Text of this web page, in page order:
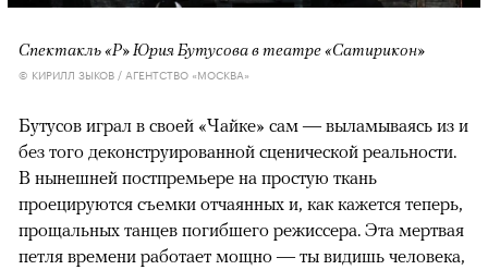
Спектакль «Р» Юрия Бутусова в театре «Сатирикон»
© КИРИЛЛ ЗЫКОВ / АГЕНТСТВО «МОСКВА»
Бутусов играл в своей «Чайке» сам — выламываясь из и
без того деконструированной сценической реальности.
В нынешней постпремьере на простую ткань
проецируются съемки отчаянных и, как кажется теперь,
прощальных танцев погибшего режиссера. Эта мертвая
петля времени работает мощно — ты видишь человека,